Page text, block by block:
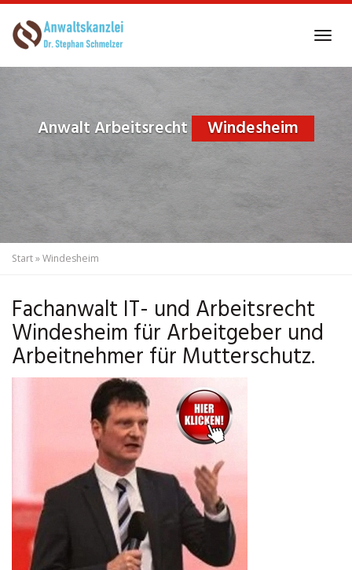
to
Anwalt Arbeitsrecht Windesheim
Start»Windesheim
Fachanwalt IT- und Arbeitsrecht
Windesheim für Arbeitgeber und
Arbeitnehmer für Mutterschutz.